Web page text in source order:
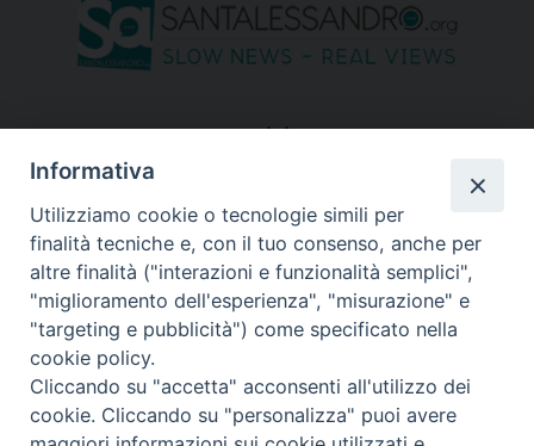
seguici su
Informativa
Utilizziamo cookie o tecnologie simili per
finalità tecniche e, con il tuo consenso, anche per
altre finalità ("interazioni e funzionalità semplici",
"miglioramento dell'esperienza", "misurazione" e
"targeting e pubblicità") come specificato nella
cookie policy.
Cliccando su "accetta" acconsenti all'utilizzo dei
cookie. Cliccando su "personalizza" puoi avere